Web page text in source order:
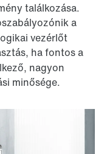
találkozása.
a
vezérlőt
ha fontos a
nagyon
minősége.